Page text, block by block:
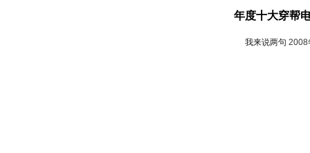
年度十大穿帮
我来说两句 2008